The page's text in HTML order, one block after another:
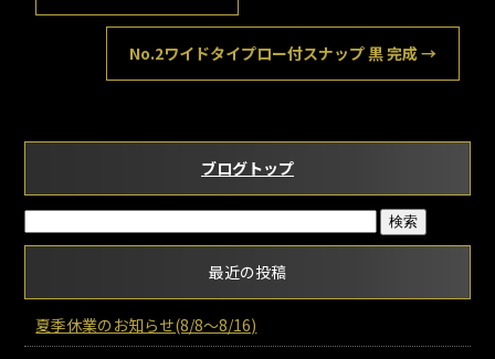
No.2ワイドタイプロー付スナップ 黒 完成→
ブログトップ
最近の投稿
夏季休業のお知らせ(8/8～8/16)